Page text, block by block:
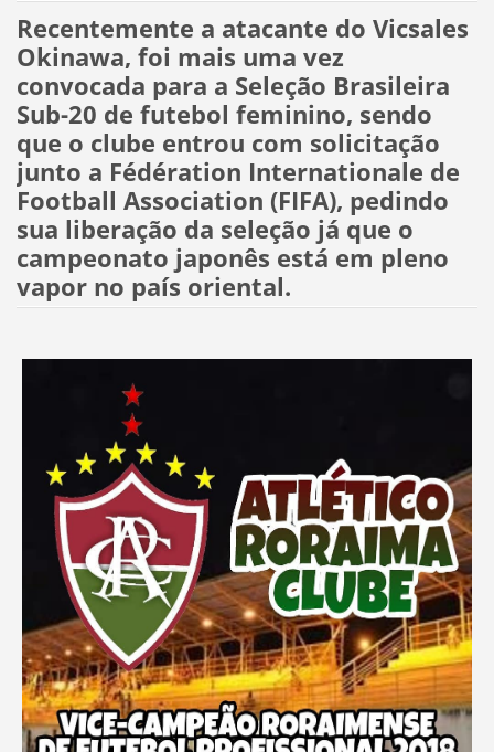
Recentemente a atacante do Vicsales
Okinawa, foi mais uma vez
convocada para a Seleção Brasileira
Sub-20 de futebol feminino, sendo
que o clube entrou com solicitação
junto a Fédération Internationale de
Football Association (FIFA), pedindo
sua liberação da seleção já que o
campeonato japonês está em pleno
vapor no país oriental.